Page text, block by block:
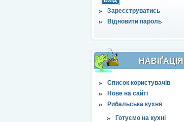
Зареєструватись
Відновити пароль
НАВІҐАЦІЯ
Список користувачів
Нове на сайті
Рибальська кухня
Готуємо на кухні